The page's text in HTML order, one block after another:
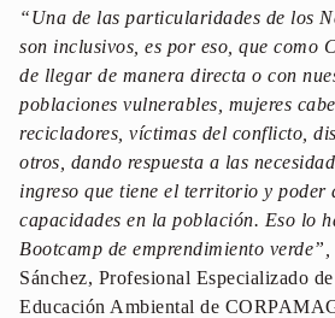
“Una de las particularidades de los
son inclusivos, es por eso, que como
de llegar de manera directa o con
poblaciones vulnerables, mujeres
recicladores, víctimas del conflicto,
otros, dando respuesta a las
ingreso que tiene el territorio y poder
capacidades en la población. Eso lo
Bootcamp de emprendimiento verde”,
Sánchez, Profesional Especializado
Educación Ambiental de